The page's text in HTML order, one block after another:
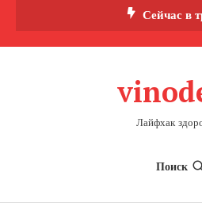
Сейчас в
Лайфхак
Поиск